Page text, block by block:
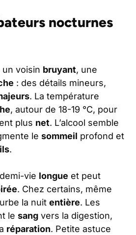
nocturnes
un voisin bruyant, une
: des détails mineurs,
. La température
, autour de 18-19 °C, pour
plus net. L’alcool semble
le sommeil profond et
.
vie longue et peut
. Chez certains, même
la nuit entière. Les
le sang vers la digestion,
réparation. Petite astuce